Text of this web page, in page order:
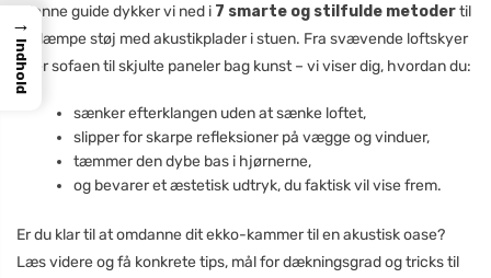
I denne guide dykker vi ned i 7 smarte og stilfulde metodertil
at dæmpe støj med akustikplader i stuen. Fra svævende loftskyer
over sofaen til skjulte paneler bag kunst – vi viser dig, hvordan du:
sænker efterklangen uden at sænke loftet,
slipper for skarpe refleksioner på vægge og vinduer,
tæmmer den dybe bas i hjørnerne,
og bevarer et æstetisk udtryk, du faktisk vil vise frem.
Er du klar til at omdanne dit ekko-kammer til en akustisk oase?
Læs videre og få konkrete tips, mål for dækningsgrad og tricks til
→
Indhold